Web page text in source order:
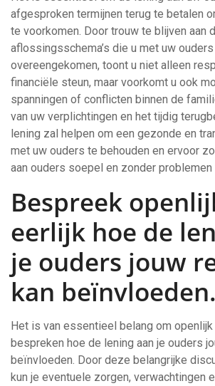
afgesproken termijnen terug te betalen
te voorkomen. Door trouw te blijven aan
aflossingsschema’s die u met uw
overeengekomen, toont u niet alleen
financiële steun, maar voorkomt u ook
spanningen of conflicten binnen de
van uw verplichtingen en het tijdig
lening zal helpen om een gezonde en
met uw ouders te behouden en ervoor
aan ouders soepel en zonder problemen
Bespreek
eerlijk hoe de
je ouders jouw
kan beïnvloeden.
Het is van essentieel belang om
bespreken hoe de lening aan je ouders
beïnvloeden. Door deze belangrijke
kun je eventuele zorgen, verwachtingen